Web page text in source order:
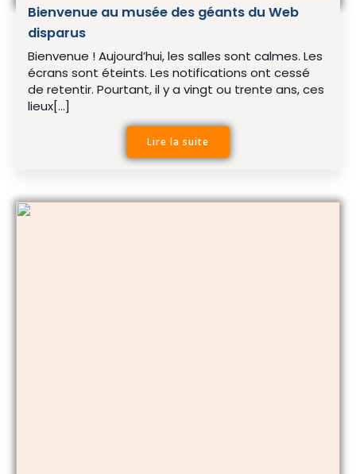
Bienvenue au musée des géants du Web
disparus
Bienvenue ! Aujourd’hui, les salles sont calmes. Les
écrans sont éteints. Les notifications ont cessé
de retentir. Pourtant, il y a vingt ou trente ans, ces
lieux[…]
Lire la suite